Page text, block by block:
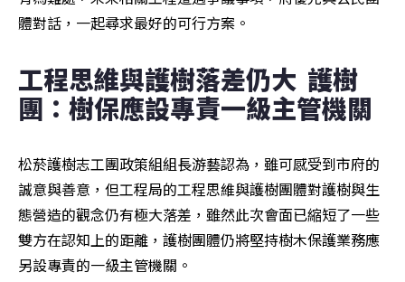
體對話，一起尋求最好的可行方案。
工程思維與護樹落差仍大  護樹
團：樹保應設專責一級主管機關
松菸護樹志工團政策組組長游藝認為，雖可感受到市府的
誠意與善意，但工程局的工程思維與護樹團體對護樹與生
態營造的觀念仍有極大落差，雖然此次會面已縮短了一些
雙方在認知上的距離，護樹團體仍將堅持樹木保護業務應
另設專責的一級主管機關。